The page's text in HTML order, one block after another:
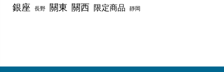
銀座 長野 關東 關西 限定商品 靜岡